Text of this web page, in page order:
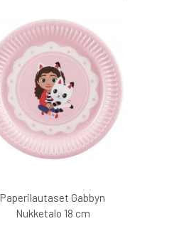
Paperilautaset Gabbyn
Nukketalo 18 cm